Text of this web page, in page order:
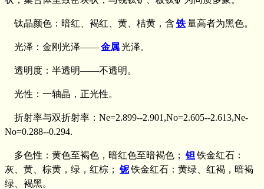
钛晶颜色：暗红、褐红、黄、桔黄，含 铁量高者为黑色。
光泽：金刚光泽——金属光泽。
透明度：半透明——不透明。
光性：一轴晶，正光性。
折射率与双折射率：Ne=2.899--2.901,No=2.605--2.613,Ne-
No=0.288--0.294.
多色性：黄色至褐色，暗红色至暗褐色； 钽 铁金红石：
灰、黄、棕黄，绿，红棕； 铌铁金红石：黄绿、红褐，暗褐
绿、褐黑。